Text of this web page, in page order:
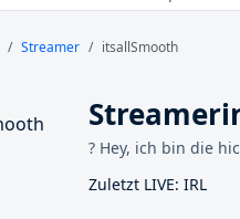
Streamer itsallSmooth
? Hey, ich bin die
Zuletzt LIVE: IRL